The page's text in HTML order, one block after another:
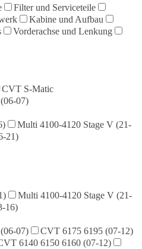
Filter und Serviceteile
Kabine und Aufbau
Vorderachse und Lenkung
CVT S-Matic
07)
Multi 4100-4120 Stage V (21-
21)
Multi 4100-4120 Stage V (21-
16)
07)
CVT 6175 6195 (07-12)
6140 6150 6160 (07-12)